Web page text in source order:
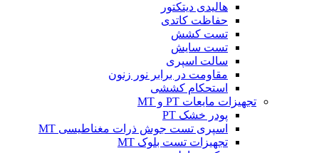
هالیدی دیتکتور
حفاظت کاتدی
تست کشش
تست سایش
سالت اسپری
مقاومت در برابر نور زنون
استحکام کششی
تجهیزات مایعات PT و MT
پودر خشک PT
اسپری تست جوش ذرات مغناطیسی MT
تجهیزات تست بلوک MT